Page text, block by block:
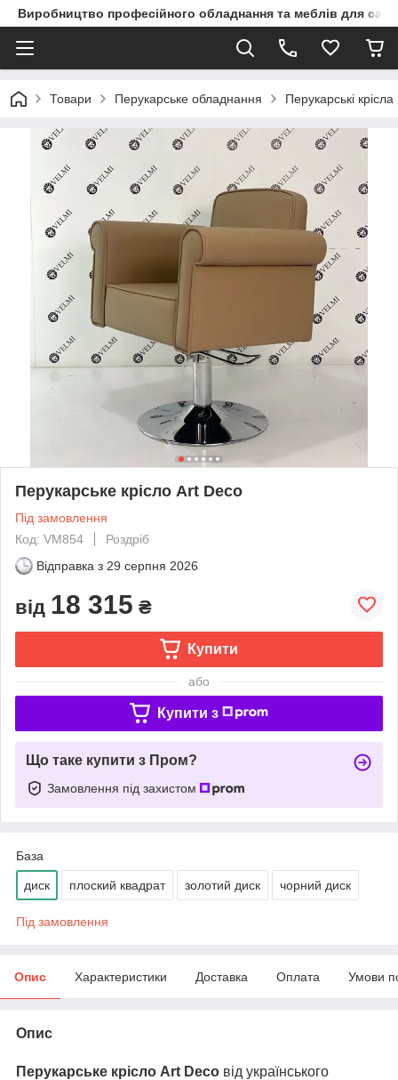
Виробництво професійного обладнання та меблів для
Товари Перукарське обладнання Перукарські крісла
Перукарське крісло Art Deco
Під замовлення
Код: VM854
Роздріб
Відправка з 29 серпня 2026
від 18 315 ₴
Купити
або
Купити з
Що таке купити з Пром?
Замовлення під захистом
База
диск плоский квадрат золотий диск чорний диск
Під замовлення
Опис Характеристики Доставка Оплата Умови
Опис
Перукарське крісло Art Dесo від українського